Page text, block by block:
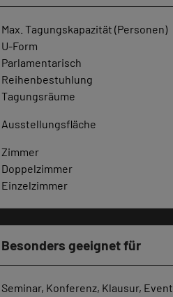
Max. Tagungskapazität (Personen)
U-Form
Parlamentarisch
Reihenbestuhlung
Tagungsräume
Ausstellungsfläche
Zimmer
Doppelzimmer
Einzelzimmer
Besonders geeignet für
Seminar, Konferenz, Klausur, Event